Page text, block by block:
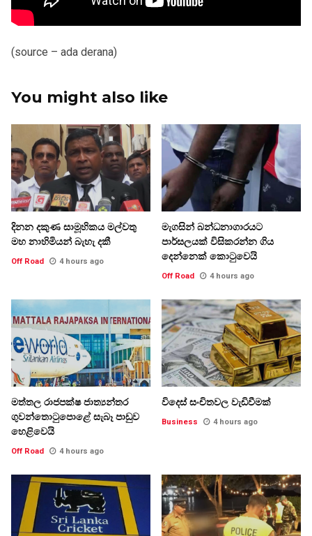
(source – ada derana)
You might also like
දිනන දකුණ සාමූහිකය මල්වතු
මහ නාහිමියන් බැහැ දකී
Off Road 4 hours ago
මැගසින් බන්ධනාගාරයට
පාර්සලයක් විසිකරන්න ගිය
දෙන්නෙක් කොටුවෙයි
Off Road 4 hours ago
මත්තල රාජපක්ෂ ජාත්‍යන්තර
ගුවන්තොටුපොළේ සැබෑ පාඩුව
හෙළිවෙයි
Off Road 4 hours ago
විදෙස් සංචිතවල වැඩිවීමක්
Business 4 hours ago